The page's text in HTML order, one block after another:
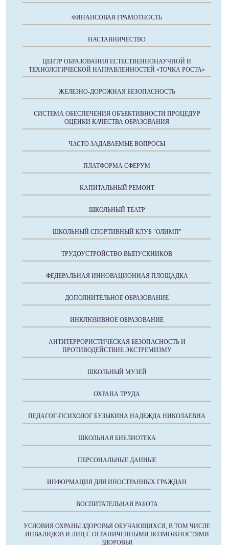
ФИНАНСОВАЯ ГРАМОТНОСТЬ
НАСТАВНИЧЕСТВО
ЦЕНТР ОБРАЗОВАНИЯ ЕСТЕСТВЕННОНАУЧНОЙ И
ТЕХНОЛОГИЧЕСКОЙ НАПРАВЛЕННОСТЕЙ «ТОЧКА РОСТА»
ЖЕЛЕЗНО-ДОРОЖНАЯ БЕЗОПАСНОСТЬ
СИСТЕМА ОБЕСПЕЧЕНИЯ ОБЪЕКТИВНОСТИ ПРОЦЕДУР
ОЦЕНКИ КАЧЕСТВА ОБРАЗОВАНИЯ
ЧАСТО ЗАДАВАЕМЫЕ ВОПРОСЫ
ПЛАТФОРМА СФЕРУМ
КАПИТАЛЬНЫЙ РЕМОНТ
ШКОЛЬНЫЙ ТЕАТР
ШКОЛЬНЫЙ СПОРТИВНЫЙ КЛУБ "ОЛИМП"
ТРУДОУСТРОЙСТВО ВЫПУСКНИКОВ
ФЕДЕРАЛЬНАЯ ИННОВАЦИОННАЯ ПЛОЩАДКА
ДОПОЛНИТЕЛЬНОЕ ОБРАЗОВАНИЕ
ИНКЛЮЗИВНОЕ ОБРАЗОВАНИЕ
АНТИТЕРРОРИСТИЧЕСКАЯ БЕЗОПАСНОСТЬ И
ПРОТИВОДЕЙСТВИЕ ЭКСТРЕМИЗМУ
ШКОЛЬНЫЙ МУЗЕЙ
ОХРАНА ТРУДА
ПЕДАГОГ-ПСИХОЛОГ БУЗЫКИНА НАДЕЖДА НИКОЛАЕВНА
ШКОЛЬНАЯ БИБЛИОТЕКА
ПЕРСОНАЛЬНЫЕ ДАННЫЕ
ИНФОРМАЦИЯ ДЛЯ ИНОСТРАННЫХ ГРАЖДАН
ВОСПИТАТЕЛЬНАЯ РАБОТА
УСЛОВИЯ ОХРАНЫ ЗДОРОВЬЯ ОБУЧАЮЩИХСЯ, В ТОМ ЧИСЛЕ
ИНВАЛИДОВ И ЛИЦ С ОГРАНИЧЕННЫМИ ВОЗМОЖНОСТЯМИ
ЗДОРОВЬЯ